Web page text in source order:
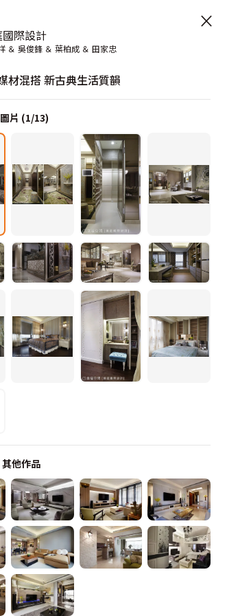
×
國際設計
＆ 吳俊鋒 ＆ 葉柏成 ＆ 田家忠
材混搭 新古典生活質韻
片 (1/13)
其他作品